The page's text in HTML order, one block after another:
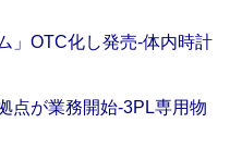
」OTC化し発売‐体内時計
点が業務開始‐3PL専用物